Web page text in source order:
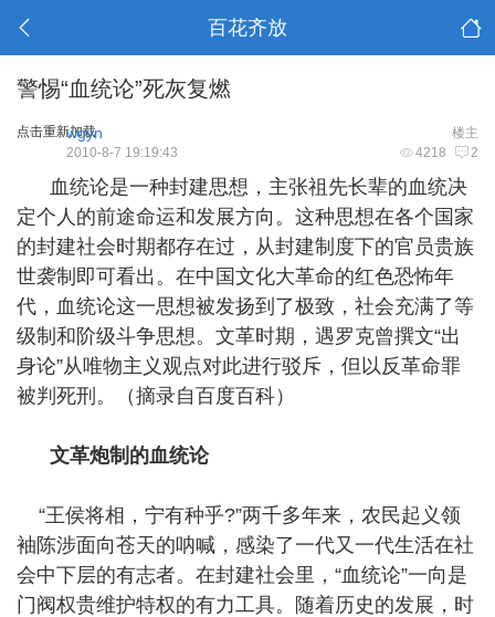
百花齐放
警惕“血统论”死灰复燃
点击重新加载 楼主
wgyn
4218 2
2010-8-7 19:19:43
血统论是一种封建思想，主张祖先长辈的血统决
定个人的前途命运和发展方向。这种思想在各个国家
的封建社会时期都存在过，从封建制度下的官员贵族
世袭制即可看出。在中国文化大革命的红色恐怖年
代，血统论这一思想被发扬到了极致，社会充满了等
级制和阶级斗争思想。文革时期，遇罗克曾撰文“出
身论”从唯物主义观点对此进行驳斥，但以反革命罪
被判死刑。（摘录自百度百科）
文革炮制的血统论
“王侯将相，宁有种乎?”两千多年来，农民起义领
袖陈涉面向苍天的呐喊，感染了一代又一代生活在社
会中下层的有志者。在封建社会里，“血统论”一向是
门阀权贵维护特权的有力工具。随着历史的发展，时